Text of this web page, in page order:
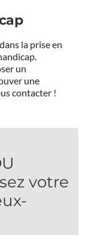
la prise en
un
une
contacter !
votre